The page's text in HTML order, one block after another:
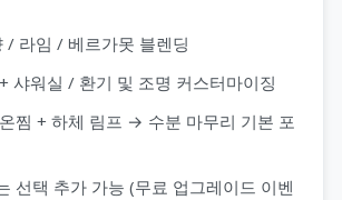
/ 라임 / 베르가못 블렌딩
샤워실 / 환기 및 조명 커스터마이징
찜 + 하체 림프 → 수분 마무리 기본 포
선택 추가 가능 (무료 업그레이드 이벤